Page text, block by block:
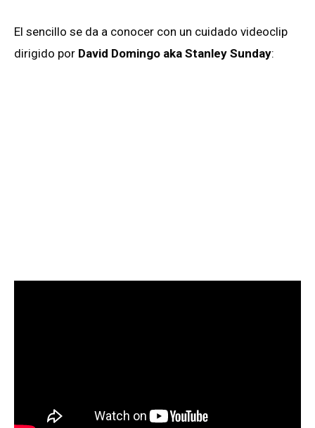
El sencillo se da a conocer con un cuidado videoclip
dirigido por David Domingo aka Stanley Sunday: